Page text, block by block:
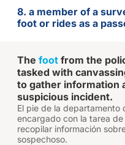
8. a member of a
foot or rides as a
The foot from the
tasked with
to gather information
suspicious incident.
El pie de la departamento
encargado con la tarea
recopilar información
sospechoso.